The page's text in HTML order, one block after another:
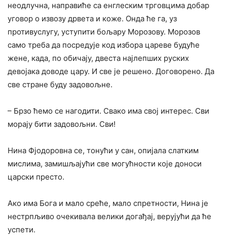
неодлучна, направиће са енглеским трговцима добар
уговор о извозу дрвета и коже. Онда ће га, уз
противуслугу, уступити бољару Морозову. Морозов
само треба да посредује код избора цареве будуће
жене, када, по обичају, двеста најлепших руских
девојака доводе цару. И све је решено. Договорено. Да
све стране буду задовољне.
– Брзо ћемо се нагодити. Свако има свој интерес. Сви
морају бити задовољни. Сви!
Нина Фјодоровна се, тонући у сан, опијала слатким
мислима, замишљајући све могућности које доноси
царски престо.
Ако има Бога и мало среће, мало спретности, Нина је
нестрпљиво очекивала велики догађај, верујући да ће
успети.